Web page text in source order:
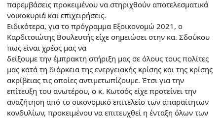
παρεμβάσεις προκειμένου να στηριχθούν αποτελεσματικά
νοικοκυριά και επιχειρήσεις.
Ειδικότερα, για το πρόγραμμα Εξοικονομώ 2021, ο
Καρδιτσιώτης Βουλευτής είχε σημειώσει στην κα. Σδούκου
πως είναι χρέος μας να
δείξουμε την έμπρακτη στήριξη μας σε όλους τους πολίτες
μας κατά τη διάρκεια της ενεργειακής κρίσης και της κρίσης
ακρίβειας τις οποίες αντιμετωπίζουμε. Έτσι για την
επίτευξη του ανωτέρου, ο κ. Κωτσός είχε προτείνει την
αναζήτηση από το οικονομικό επιτελείο των απαραίτητων
κονδυλίων, προκειμένου να επιτευχθεί η ένταξη όλων των